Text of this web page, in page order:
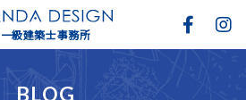
一級建築士事務所
BLOG